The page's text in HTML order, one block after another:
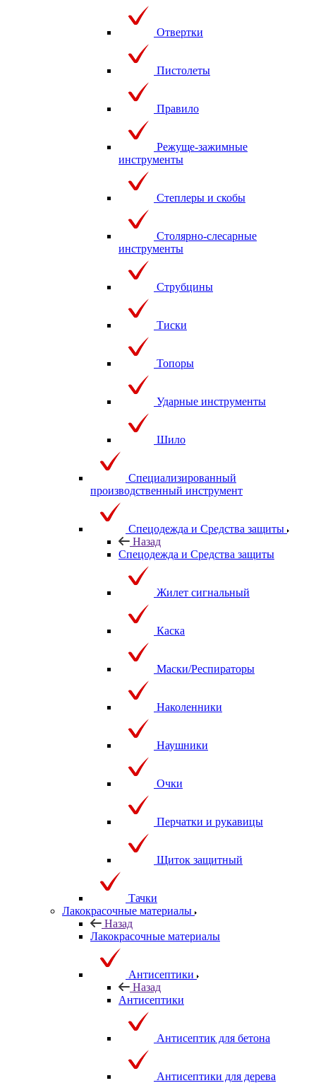
Отвертки
Пистолеты
Правило
Режуще-зажимные
инструменты
Степлеры и скобы
Столярно-слесарные
инструменты
Струбцины
Тиски
Топоры
Ударные инструменты
Шило
Специализированный
производственный инструмент
Спецодежда и Средства защиты
Назад
Спецодежда и Средства защиты
Жилет сигнальный
Каска
Маски/Респираторы
Наколенники
Наушники
Очки
Перчатки и рукавицы
Щиток защитный
Тачки
Лакокрасочные материалы
Назад
Лакокрасочные материалы
Антисептики
Назад
Антисептики
Антисептик для бетона
Антисептики для дерева